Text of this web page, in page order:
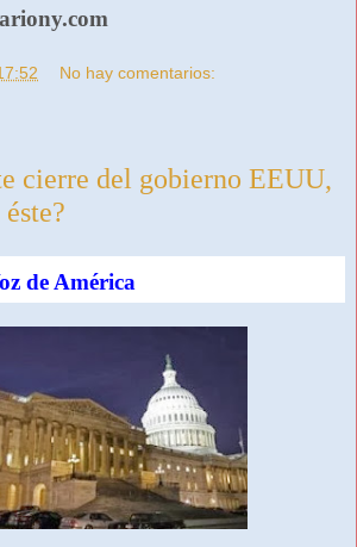
No hay comentarios:
cierre del gobierno EEUU,
de América